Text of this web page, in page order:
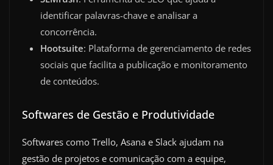
identificar palavras-chave e analisar a
concorrência.
Hootsuite: Plataforma de gerenciamento de redes
sociais que facilita a publicação e monitoramento
de conteúdos.
Softwares de Gestão e Produtividade
Softwares como Trello, Asana e Slack ajudam na
gestão de projetos e comunicação com a equipe,